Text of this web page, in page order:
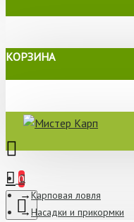
КОРЗИНА
0
Карповая ловля
Насадки и прикормки